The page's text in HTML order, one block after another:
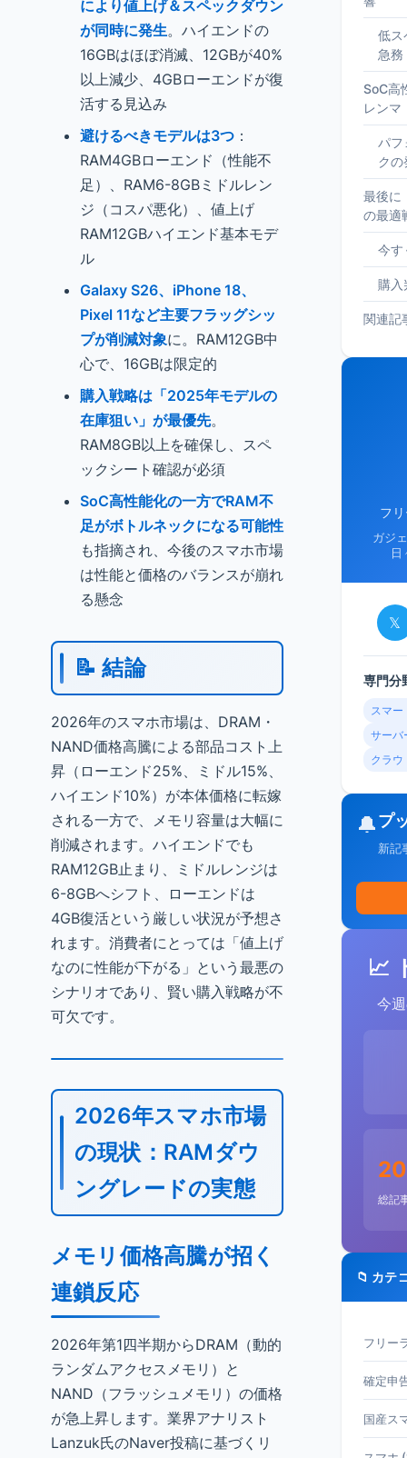
により値上げ＆スペックダウン
が同時に発生。ハイエンドの
16GBはほぼ消滅、12GBが40%
以上減少、4GBローエンドが復
活する見込み
避けるべきモデルは3つ ：
RAM4GBローエンド（性能不
足）、RAM6-8GBミドルレン
ジ（コスパ悪化）、値上げ
RAM12GBハイエンド基本モデ
ル
Galaxy S26、iPhone 18、
Pixel 11など主要フラッグシッ
プが削減対象に。RAM12GB中
心で、16GBは限定的
購入戦略は「2025年モデルの
在庫狙い」が最優先。
RAM8GB以上を確保し、スペ
ックシート確認が必須
SoC高性能化の一方でRAM不
足がボトルネックになる可能性
も指摘され、今後のスマホ市場
は性能と価格のバランスが崩れ
る懸念
📝 結論
2026年のスマホ市場は、DRAM・
NAND価格高騰による部品コスト上
昇（ローエンド25%、ミドル15%、
ハイエンド10%）が本体価格に転嫁
される一方で、メモリ容量は大幅に
削減されます。ハイエンドでも
RAM12GB止まり、ミドルレンジは
6-8GBへシフト、ローエンドは
4GB復活という厳しい状況が予想さ
れます。消費者にとっては「値上げ
なのに性能が下がる」という最悪の
シナリオであり、賢い購入戦略が不
可欠です。
2026年スマホ市場
の現状：RAMダウ
ングレードの実態
メモリ価格高騰が招く
連鎖反応
2026年第1四半期からDRAM（動的
ランダムアクセスメモリ）と
NAND（フラッシュメモリ）の価格
が急上昇します。業界アナリスト
Lanzuk氏のNaver投稿に基づくリ
低ス
急務
SoC高
レンマ
パフ
クの
最後に
の最適
今す
購入
関連記
フ
ガジ
日
𝕏
専門分
スマー
サーバ
クラウ
🔔プ
新記
📈
今
総記
📁 カテ
フリー
確定申
国産ス